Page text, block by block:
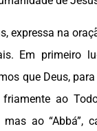
expressa na
Em primeiro
que Deus, para
ao
mas ao “Abbá”,